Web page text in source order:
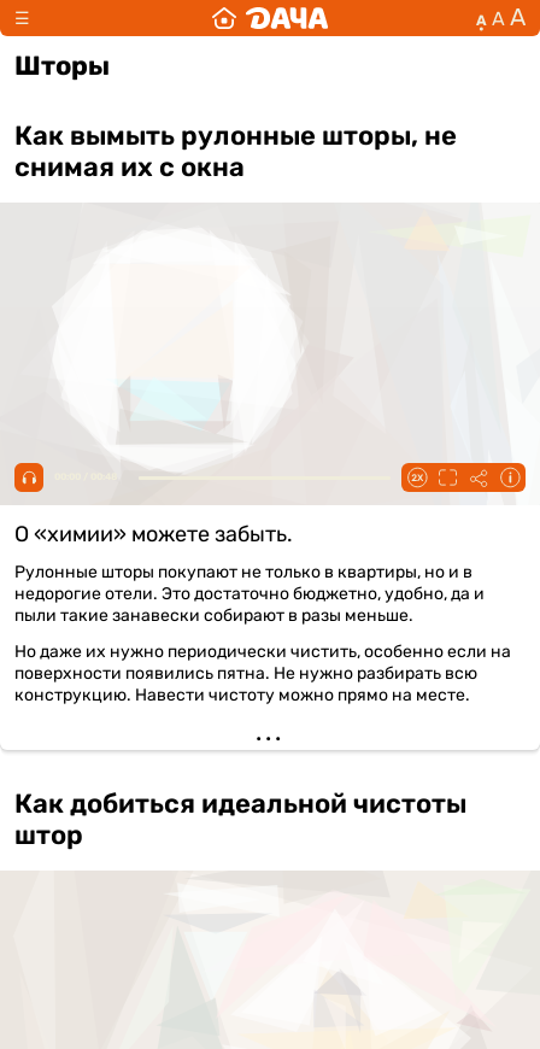
☰ А А А
Шторы
Как вымыть рулонные шторы, не
снимая их с окна
О «химии» можете забыть.
Рулонные шторы покупают не только в квартиры, но и в
недорогие отели. Это достаточно бюджетно, удобно, да и
пыли такие занавески собирают в разы меньше.
Но даже их нужно периодически чистить, особенно если на
поверхности появились пятна. Не нужно разбирать всю
конструкцию. Навести чистоту можно прямо на месте.
Как добиться идеальной чистоты
штор